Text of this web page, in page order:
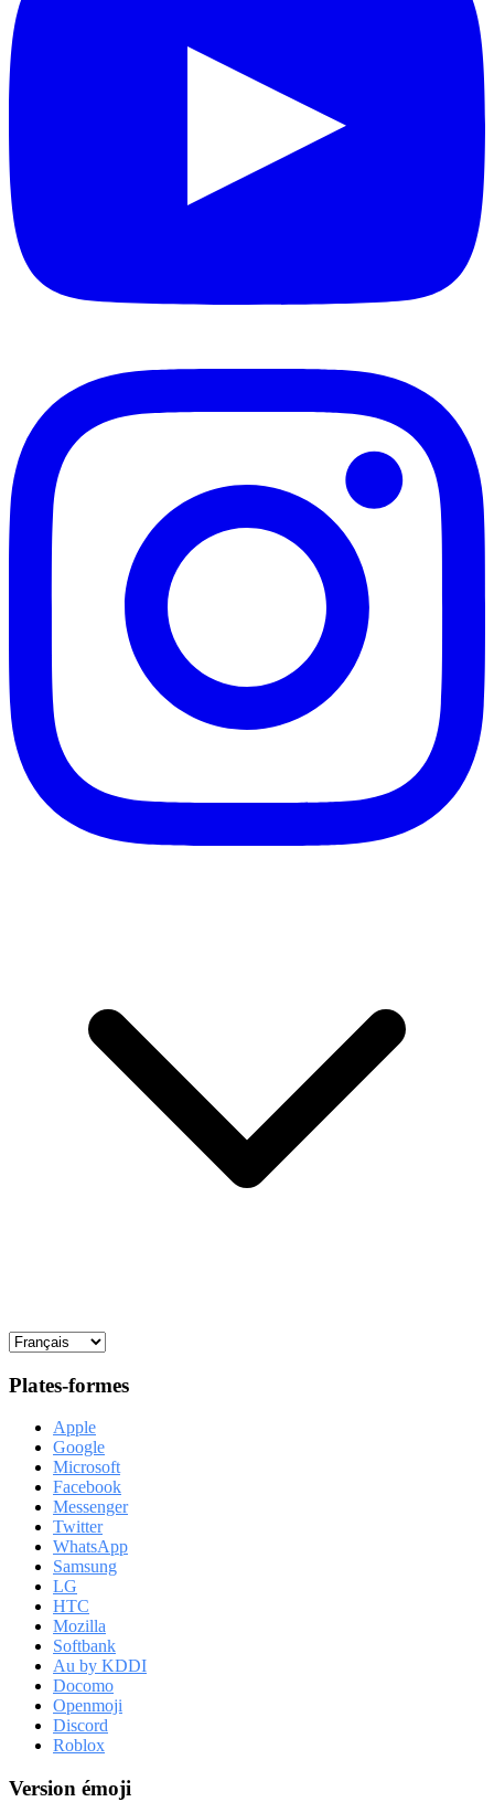
Plates-formes
Apple
Google
Microsoft
Facebook
Messenger
Twitter
WhatsApp
Samsung
LG
HTC
Mozilla
Softbank
Au by KDDI
Docomo
Openmoji
Discord
Roblox
Version émoji